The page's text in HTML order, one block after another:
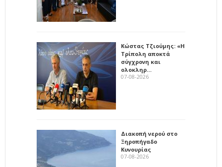
Κώστας Τζιούμης: «Η
Τρίπολη αποκτά
σύγχρονη και
ολοκληρ…
07-08-2026
Διακοπή νερού στο
Ξηροπήγαδο
Κυνουρίας
07-08-2026